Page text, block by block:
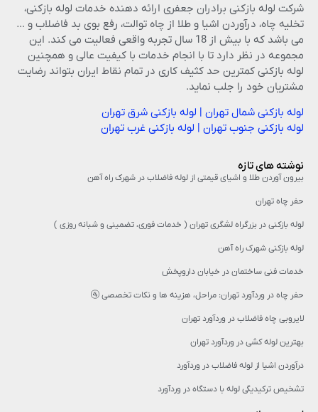
شرکت لوله بازکنی برادران جعفری ارائه دهنده خدمات لوله بازکنی،
تخلیه چاه، درآوردن اشیا و طلا از چاه توالت، رفع بوی بد فاضلاب و …
می باشد که با بیش از 18 سال تجربه واقعی فعالیت می کند. این
مجموعه در نظر دارد تا با انجام خدمات با کیفیت عالی و همچنین
لوله بازکنی کمترین حد کثیف کاری در تمام نقاط ایران بتواند رضایت
مشتریان خود را جلب نماید.
لوله بازکنی شمال تهران | لوله بازکنی شرق تهران
لوله بازکنی جنوب تهران | لوله بازکنی غرب تهران
نوشته های تازه
بیرون آوردن طلا و اشیای قیمتی از لوله فاضلاب در شهرک راه‌ آهن
حفر چاه تهران
لوله بازکنی در بزرگراه لشگری تهران ( خدمات فوری، تضمینی و شبانه روزی )
لوله بازکنی شهرک راه آهن
خدمات فنی ساختمان در خیابان داروپخش
حفر چاه در وردآورد تهران: مراحل، هزینه‌ ها و نکات تخصصی 🚰
لایروبی چاه فاضلاب در وردآورد تهران
بهترین لوله کشی در وردآورد تهران
درآوردن اشیا از لوله فاضلاب در وردآورد
تشخیص ترکیدیگی لوله با دستگاه در وردآورد